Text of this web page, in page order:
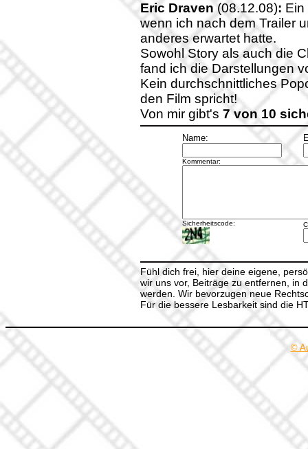
Eric Draven (08.12.08): Ein
wenn ich nach dem Trailer
anderes erwartet hatte.
Sowohl Story als auch die
fand ich die Darstellungen
Kein durchschnittliches
den Film spricht!
Von mir gibt's 7 von 10
Name:
Kommentar:
Sicherheitscode:
Fühl dich frei, hier deine eigene,
wir uns vor, Beiträge zu entfernen, in
werden. Wir bevorzugen neue
Für die bessere Lesbarkeit sind die
©